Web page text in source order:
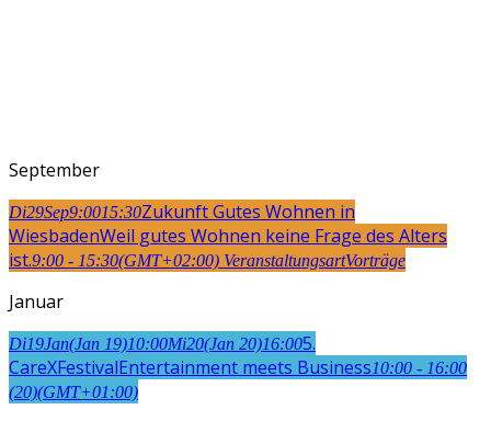
September
Di29Sep9:0015:30Zukunft Gutes Wohnen in
WiesbadenWeil gutes Wohnen keine Frage des Alters
ist.9:00 - 15:30(GMT+02:00) VeranstaltungsartVorträge
Januar
Di19Jan(Jan 19)10:00Mi20(Jan 20)16:005.
CareXFestivalEntertainment meets Business10:00 - 16:00
(20)(GMT+01:00)